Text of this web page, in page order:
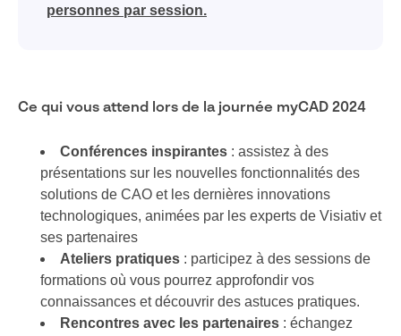
personnes par session.
Ce qui vous attend lors de la journée myCAD 2024
Conférences inspirantes : assistez à des
présentations sur les nouvelles fonctionnalités des
solutions de CAO et les dernières innovations
technologiques, animées par les experts de Visiativ et
ses partenaires
Ateliers pratiques : participez à des sessions de
formations où vous pourrez approfondir vos
connaissances et découvrir des astuces pratiques.
Rencontres avec les partenaires : échangez